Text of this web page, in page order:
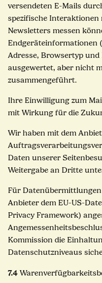
versendeten E-Mails
spezifische Interaktionen
Newsletters messen
Endgeräteinformationen
Adresse, Browsertyp
ausgewertet, aber nicht
zusammengeführt.
Ihre Einwilligung zum
mit Wirkung für die
Wir haben mit dem
Daten unserer
Weitergabe an Dritte
Für
Anbieter dem EU-US-
Privacy Framework)
Kommission die
Datenschutzniveaus
7.4